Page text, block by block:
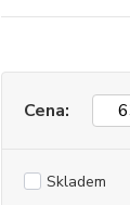
Cena:
Skladem